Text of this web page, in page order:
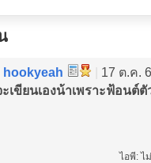
hookyeah
17 ต.ค.
เขียนเองน้าเพราะฟ้อนต์
ไอพี: ไ